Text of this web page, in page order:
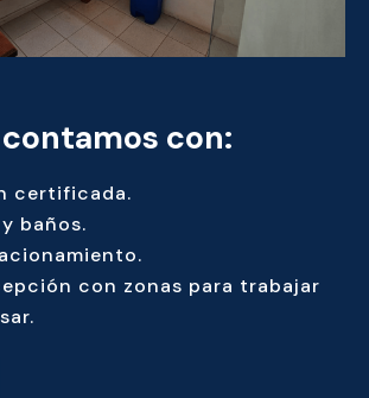
con:
certificada.
baños.
con zonas para trabajar